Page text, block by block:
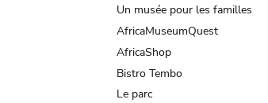
Un musée pour les familles
AfricaMuseumQuest
AfricaShop
Bistro Tembo
Le parc